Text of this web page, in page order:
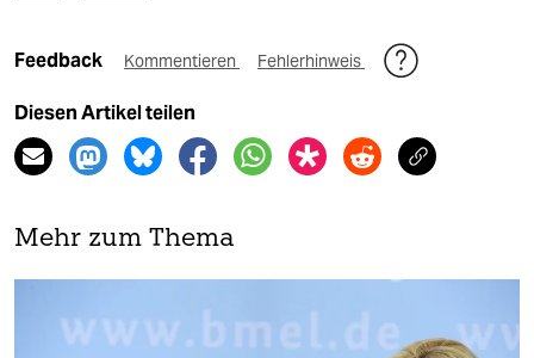
Feedback Kommentieren Fehlerhinweis
Diesen Artikel teilen
Mehr zum Thema